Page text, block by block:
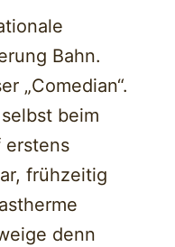
Bahn.
„Comedian“.
beim
erstens
frühzeitig
denn